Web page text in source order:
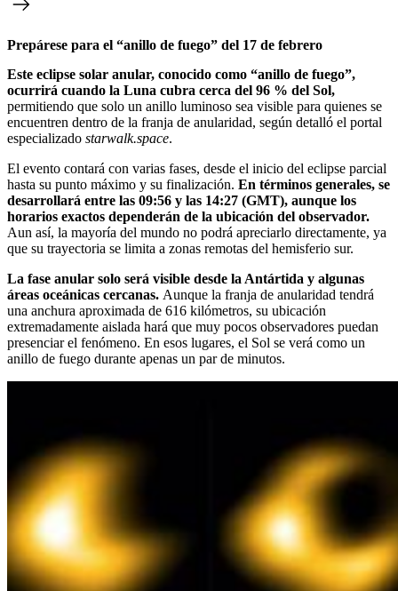
Prepárese para el “anillo de fuego” del 17 de febrero
Este eclipse solar anular, conocido como “anillo de fuego”,
ocurrirá cuando la Luna cubra cerca del 96 % del Sol,
permitiendo que solo un anillo luminoso sea visible para quienes se
encuentren dentro de la franja de anularidad, según detalló el portal
especializado starwalk.space.
El evento contará con varias fases, desde el inicio del eclipse parcial
hasta su punto máximo y su finalización. En términos generales, se
desarrollará entre las 09:56 y las 14:27 (GMT), aunque los
horarios exactos dependerán de la ubicación del observador.
Aun así, la mayoría del mundo no podrá apreciarlo directamente, ya
que su trayectoria se limita a zonas remotas del hemisferio sur.
La fase anular solo será visible desde la Antártida y algunas
áreas oceánicas cercanas. Aunque la franja de anularidad tendrá
una anchura aproximada de 616 kilómetros, su ubicación
extremadamente aislada hará que muy pocos observadores puedan
presenciar el fenómeno. En esos lugares, el Sol se verá como un
anillo de fuego durante apenas un par de minutos.